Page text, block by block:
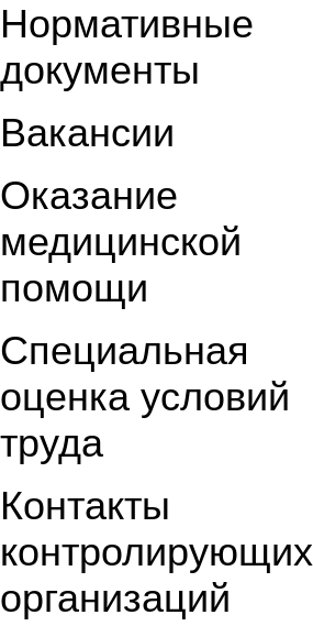
Нормативные
документы
Вакансии
Оказание
медицинской
помощи
Специальная
оценка условий
труда
Контакты
контролирующих
организаций